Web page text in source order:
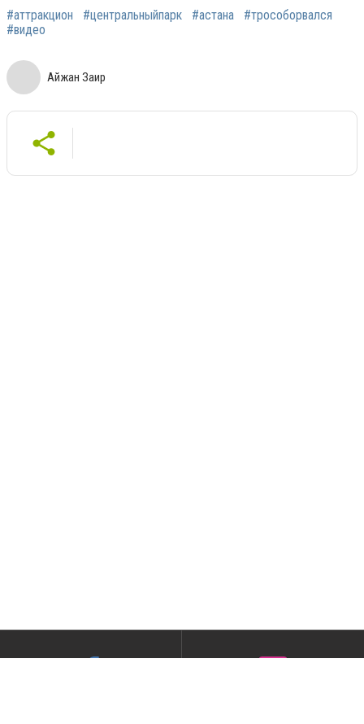
#аттракцион #центральныйпарк #астана
#трособорвался
#видео
Айжан Заир